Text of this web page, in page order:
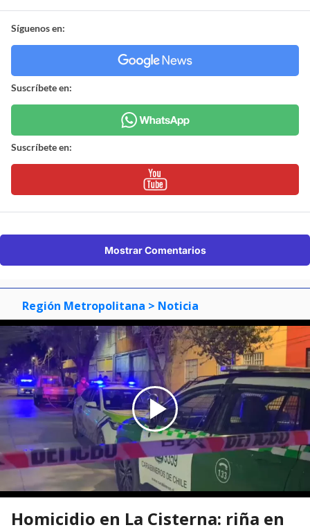
Síguenos en:
Suscríbete en:
Suscríbete en:
Mostrar Comentarios
Región Metropolitana > Noticia
Homicidio en La Cisterna: riña en